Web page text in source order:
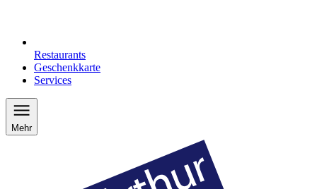
Restaurants
Geschenkkarte
Services
Mehr